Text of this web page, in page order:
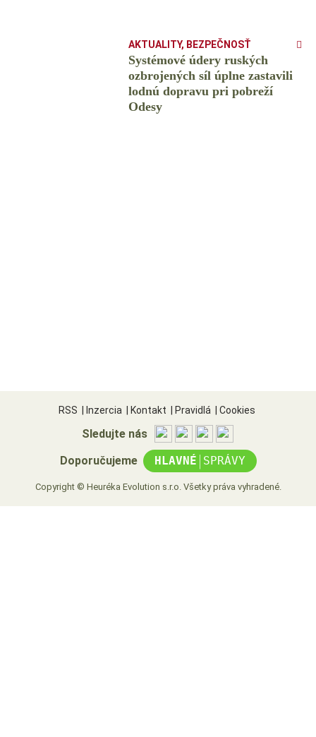
AKTUALITY, BEZPEČNOSŤ
Systémové údery ruských
ozbrojených síl úplne zastavili
lodnú dopravu pri pobreží
Odesy
RSS Inzercia Kontakt Pravidlá Cookies
Sledujte nás
Doporučujeme HLAVNÉ | SPRÁVY
Copyright © Heuréka Evolution s.r.o. Všetky práva vyhradené.